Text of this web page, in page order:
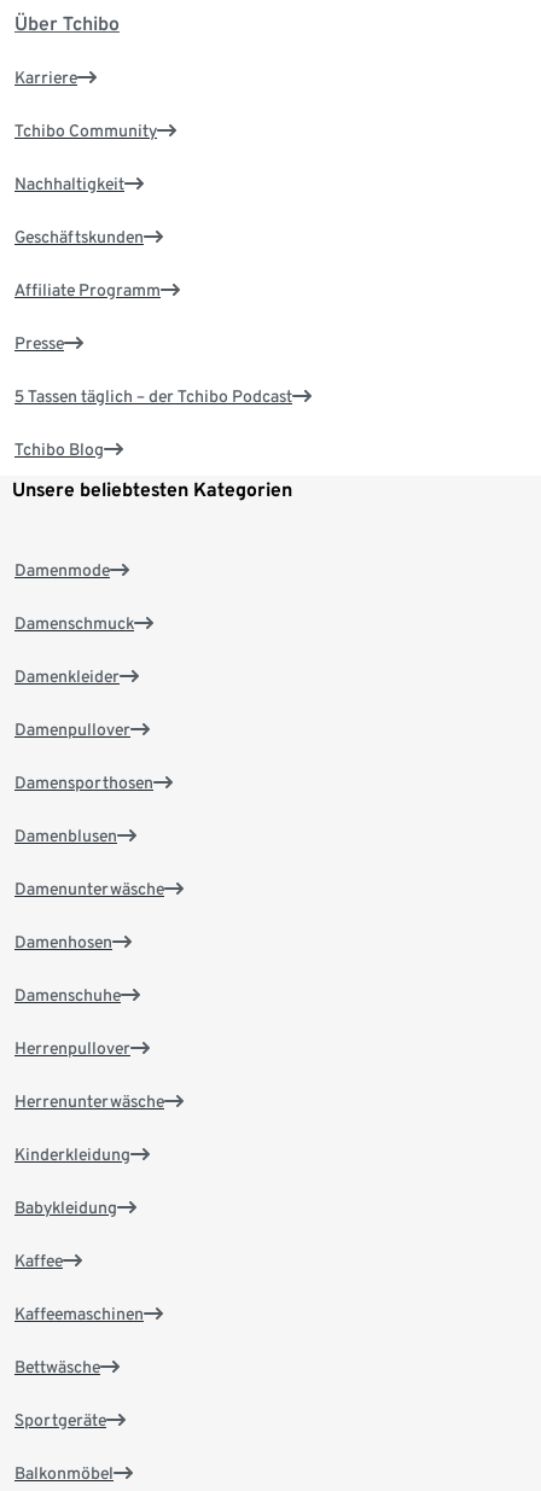
Über Tchibo
Karriere
Tchibo Community
Nachhaltigkeit
Geschäftskunden
Affiliate Programm
Presse
5 Tassen täglich – der Tchibo Podcast
Tchibo Blog
Unsere beliebtesten Kategorien
Damenmode
Damenschmuck
Damenkleider
Damenpullover
Damensporthosen
Damenblusen
Damenunterwäsche
Damenhosen
Damenschuhe
Herrenpullover
Herrenunterwäsche
Kinderkleidung
Babykleidung
Kaffee
Kaffeemaschinen
Bettwäsche
Sportgeräte
Balkonmöbel